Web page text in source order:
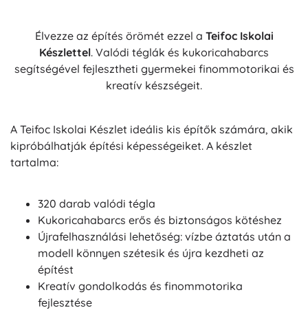
Élvezze az építés örömét ezzel a Teifoc Iskolai
Készlettel. Valódi téglák és kukoricahabarcs
segítségével fejlesztheti gyermekei finommotorikai és
kreatív készségeit.
A Teifoc Iskolai Készlet ideális kis építők számára, akik
kipróbálhatják építési képességeiket. A készlet
tartalma:
320 darab valódi tégla
Kukoricahabarcs erős és biztonságos kötéshez
Újrafelhasználási lehetőség: vízbe áztatás után a
modell könnyen szétesik és újra kezdheti az
építést
Kreatív gondolkodás és finommotorika
fejlesztése